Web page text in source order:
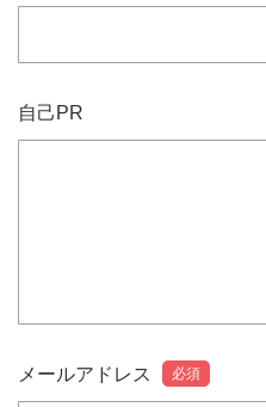
自己PR
メールアドレス 必須